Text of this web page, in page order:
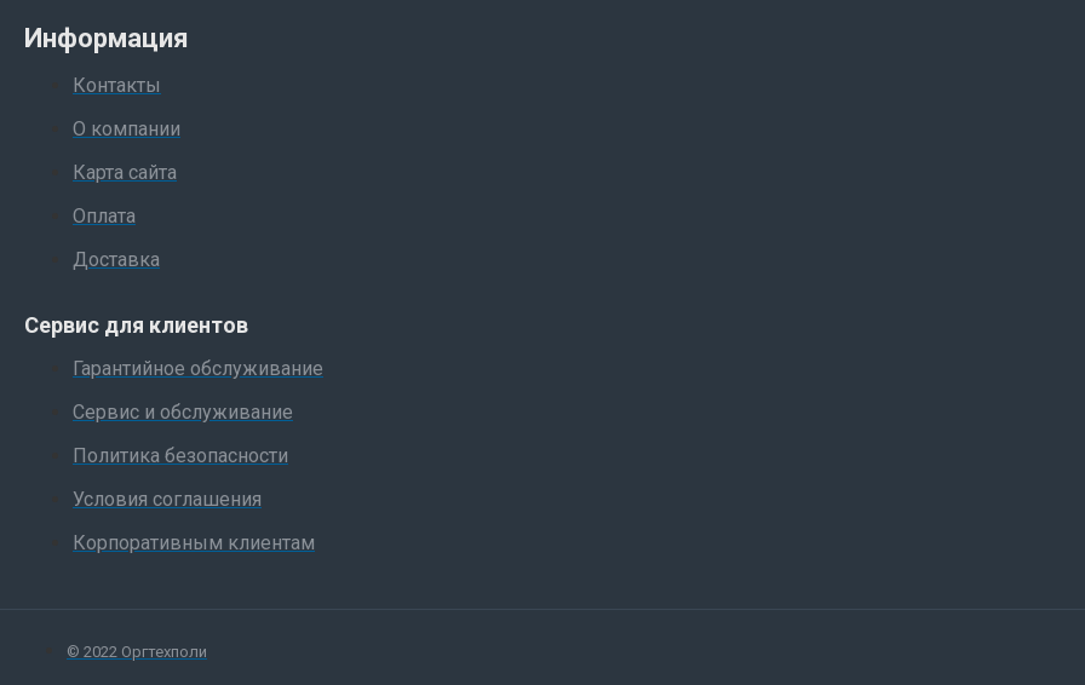
Информация
Контакты
О компании
Карта сайта
Оплата
Доставка
Сервис для клиентов
Гарантийное обслуживание
Сервис и обслуживание
Политика безопасности
Условия соглашения
Корпоративным клиентам
© 2022 Оргтехполи